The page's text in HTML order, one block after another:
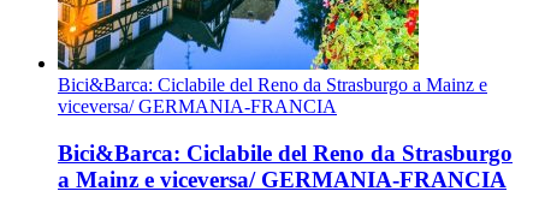
Bici&Barca: Ciclabile del Reno da Strasburgo a Mainz e
viceversa/ GERMANIA-FRANCIA
Bici&Barca: Ciclabile del Reno da Strasburgo
a Mainz e viceversa/ GERMANIA-FRANCIA